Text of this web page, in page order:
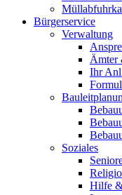
Bürgerservice
Verwaltung
Ämter
Ihr
Soziales
Hilfe